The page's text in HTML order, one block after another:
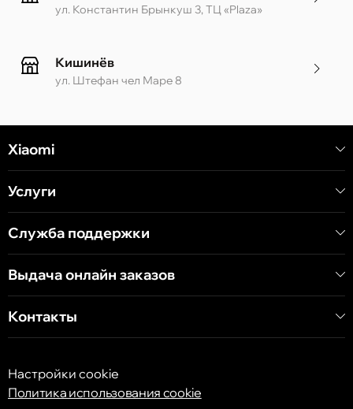
ул. Константин Брынкуш 3, ТЦ «Plaza»
Кишинёв
ул. Штефан чел Маре 8
Кишинёв
ул. Арборилор 21, CC «Shopping MallDova»
Xiaomi
Услуги
Служба поддержки
Выдача онлайн заказов
Контакты
Настройки cookie
Политика использования cookie